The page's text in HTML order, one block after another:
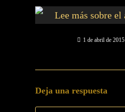
1 de abril de 2015
Deja una respuesta